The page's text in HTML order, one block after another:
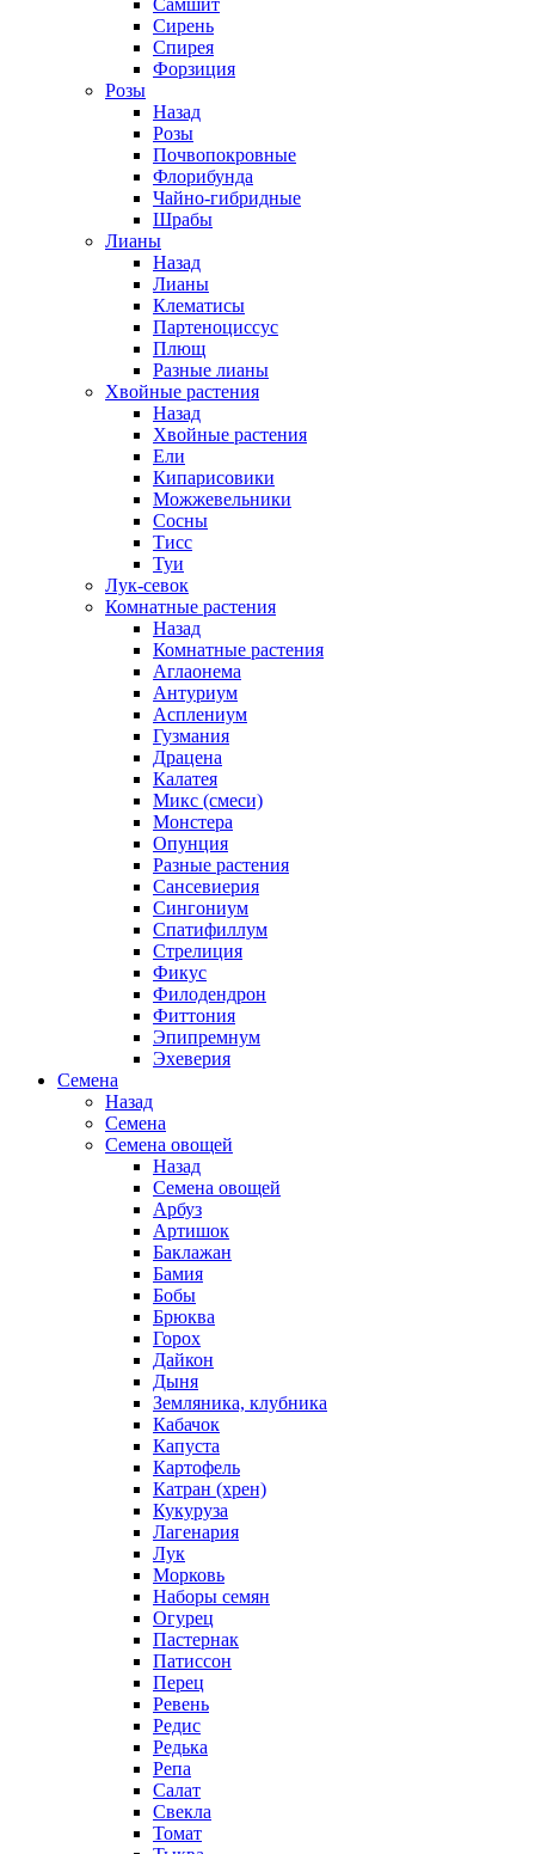
Самшит
Сирень
Спирея
Форзиция
Розы
Назад
Розы
Почвопокровные
Флорибунда
Чайно-гибридные
Шрабы
Лианы
Назад
Лианы
Клематисы
Партеноциссус
Плющ
Разные лианы
Хвойные растения
Назад
Хвойные растения
Ели
Кипарисовики
Можжевельники
Сосны
Тисс
Туи
Лук-севок
Комнатные растения
Назад
Комнатные растения
Аглаонема
Антуриум
Асплениум
Гузмания
Драцена
Калатея
Микс (смеси)
Монстера
Опунция
Разные растения
Сансевиерия
Сингониум
Спатифиллум
Стрелиция
Фикус
Филодендрон
Фиттония
Эпипремнум
Эхеверия
Семена
Назад
Семена
Семена овощей
Назад
Семена овощей
Арбуз
Артишок
Баклажан
Бамия
Бобы
Брюква
Горох
Дайкон
Дыня
Земляника, клубника
Кабачок
Капуста
Картофель
Катран (хрен)
Кукуруза
Лагенария
Лук
Морковь
Наборы семян
Огурец
Пастернак
Патиссон
Перец
Ревень
Редис
Редька
Репа
Салат
Свекла
Томат